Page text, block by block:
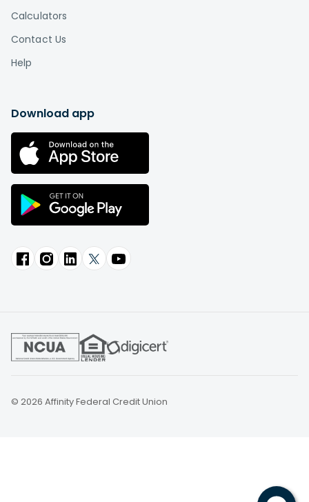
Calculators
Contact Us
Help
Download app
© 2026 Affinity Federal Credit Union